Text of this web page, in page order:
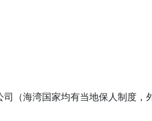
（海湾国家均有当地保人制度，